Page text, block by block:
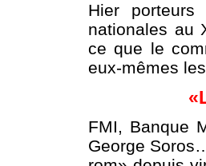
Hier porteurs
nationales au
ce que le
eux-mêmes
FMI, Banque
George